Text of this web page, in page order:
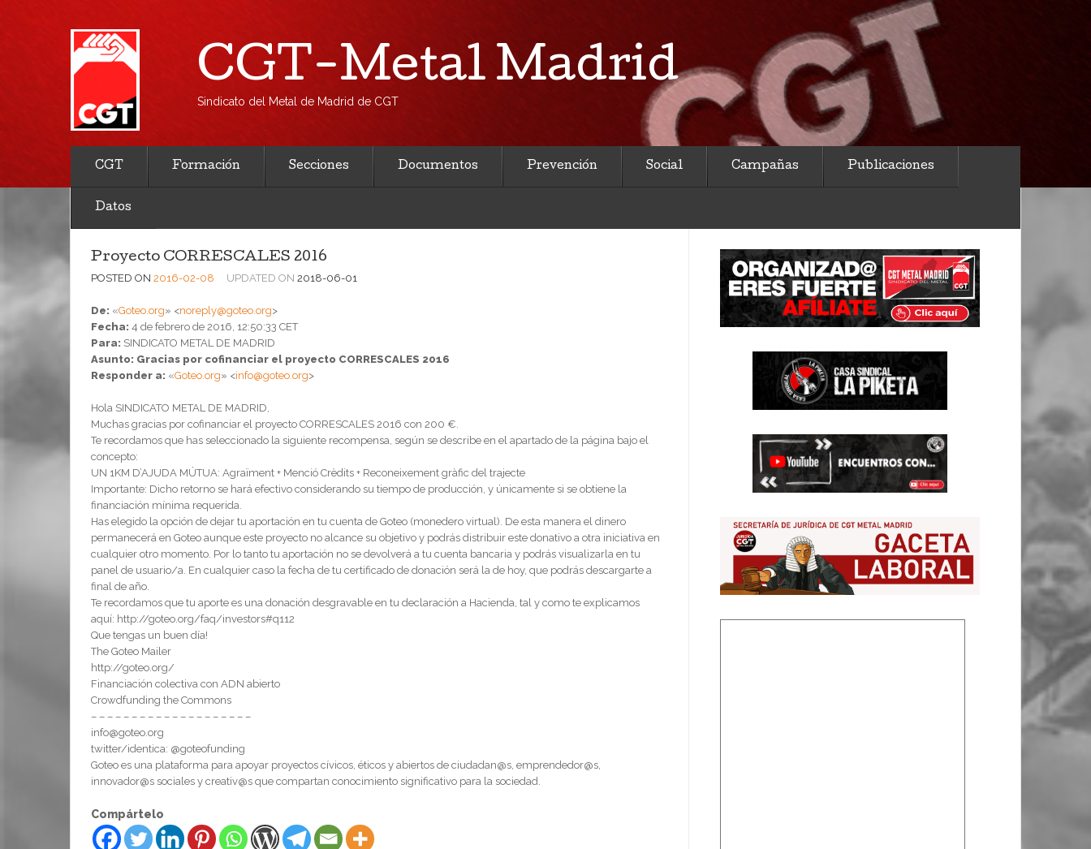
CGT-Metal Madrid
Sindicato del Metal de Madrid de CGT
CGT Formación Secciones Documentos Prevención Social Campañas Publicaciones
Datos
Proyecto CORRESCALES 2016
POSTED ON 2016-02-08 UPDATED ON 2018-06-01
De: «Goteo.org» <noreply@goteo.org>
Fecha: 4 de febrero de 2016, 12:50:33 CET
Para: SINDICATO METAL DE MADRID
Asunto: Gracias por cofinanciar el proyecto CORRESCALES 2016
Responder a: «Goteo.org» <info@goteo.org>
Hola SINDICATO METAL DE MADRID,
Muchas gracias por cofinanciar el proyecto CORRESCALES 2016 con 200 €.
Te recordamos que has seleccionado la siguiente recompensa, según se describe en el apartado de la página bajo el
concepto:
UN 1KM D’AJUDA MÚTUA: Agraïment + Menció Crèdits + Reconeixement gràfic del trajecte
Importante: Dicho retorno se hará efectivo considerando su tiempo de producción, y únicamente si se obtiene la
financiación mínima requerida.
Has elegido la opción de dejar tu aportación en tu cuenta de Goteo (monedero virtual). De esta manera el dinero
permanecerá en Goteo aunque este proyecto no alcance su objetivo y podrás distribuir este donativo a otra iniciativa en
cualquier otro momento. Por lo tanto tu aportación no se devolverá a tu cuenta bancaria y podrás visualizarla en tu
panel de usuario/a. En cualquier caso la fecha de tu certificado de donación será la de hoy, que podrás descargarte a
final de año.
Te recordamos que tu aporte es una donación desgravable en tu declaración a Hacienda, tal y como te explicamos
aquí: http://goteo.org/faq/investors#q112
Que tengas un buen día!
The Goteo Mailer
http://goteo.org/
Financiación colectiva con ADN abierto
Crowdfunding the Commons
– – – – – – – – – – – – – – – – – – – –
info@goteo.org
twitter/identica: @goteofunding
Goteo es una plataforma para apoyar proyectos cívicos, éticos y abiertos de ciudadan@s, emprendedor@s,
innovador@s sociales y creativ@s que compartan conocimiento significativo para la sociedad.
Compártelo